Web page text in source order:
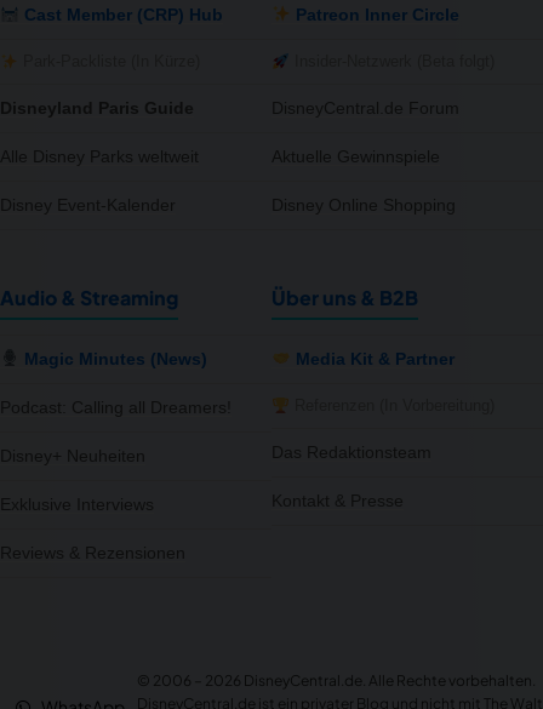
Cast Member (CRP) Hub
Disneyland Paris Guide
Alle Disney Parks weltweit
Disney Event-Kalender
Patreon Inner Circle
DisneyCentral.de Forum
Aktuelle Gewinnspiele
Disney Online Shopping
Audio & Streaming
Magic Minutes (News)
Podcast: Calling all Dreamers!
Disney+ Neuheiten
Exklusive Interviews
Reviews & Rezensionen
Über uns & B2B
Media Kit & Partner
Das Redaktionsteam
Kontakt & Presse
© 2006 – 2026 DisneyCentral.de. Alle Rechte vorbehalten.
DisneyCentral.de ist ein privater Blog und nicht mit The Walt
DEAL Gerade eben